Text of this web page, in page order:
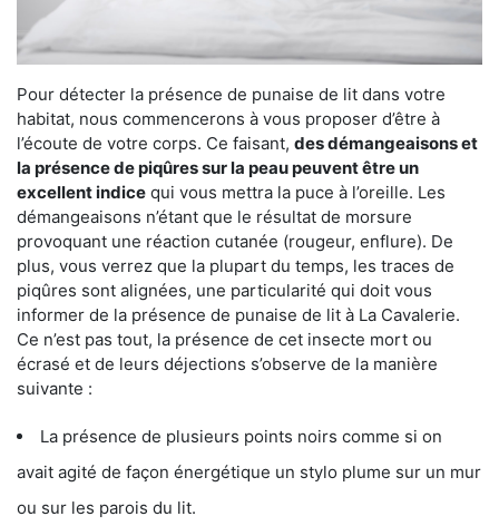
Pour détecter la présence de punaise de lit dans votre
habitat, nous commencerons à vous proposer d’être à
l’écoute de votre corps. Ce faisant, des démangeaisons et
la présence de piqûres sur la peau peuvent être un
excellent indice qui vous mettra la puce à l’oreille. Les
démangeaisons n’étant que le résultat de morsure
provoquant une réaction cutanée (rougeur, enflure). De
plus, vous verrez que la plupart du temps, les traces de
piqûres sont alignées, une particularité qui doit vous
informer de la présence de punaise de lit à La Cavalerie.
Ce n’est pas tout, la présence de cet insecte mort ou
écrasé et de leurs déjections s’observe de la manière
suivante :
La présence de plusieurs points noirs comme si on
avait agité de façon énergétique un stylo plume sur un mur
ou sur les parois du lit.